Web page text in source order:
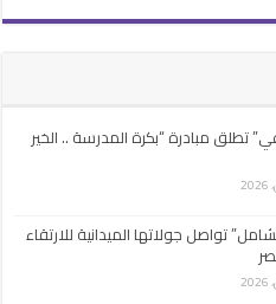
تطلق مبادرة “بكرة المدرسة .. الخير
تواصل جولاتها الميدانية للارتقاء